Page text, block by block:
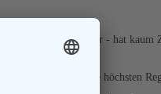
Wissenschaftler - hat kaum
werden.
Spur, das bis in die höchsten